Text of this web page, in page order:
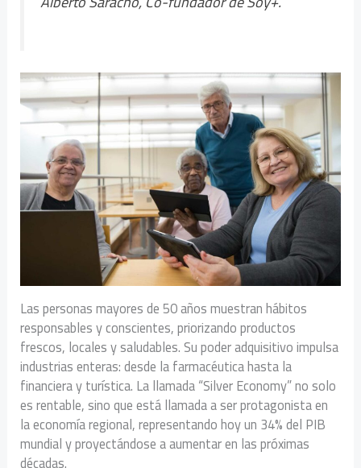
Las personas mayores de 50 años muestran hábitos
responsables y conscientes, priorizando productos
frescos, locales y saludables. Su poder adquisitivo impulsa
industrias enteras: desde la farmacéutica hasta la
financiera y turística. La llamada “Silver Economy” no solo
es rentable, sino que está llamada a ser protagonista en
la economía regional, representando hoy un 34% del PIB
mundial y proyectándose a aumentar en las próximas